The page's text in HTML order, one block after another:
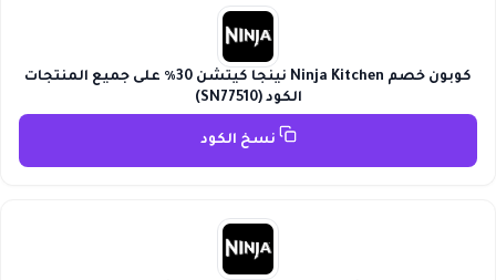
كوبون خصم Ninja Kitchen نينجا كيتشن 30٪ على جميع المنتجات
الكود (SN77510)
نسخ الكود